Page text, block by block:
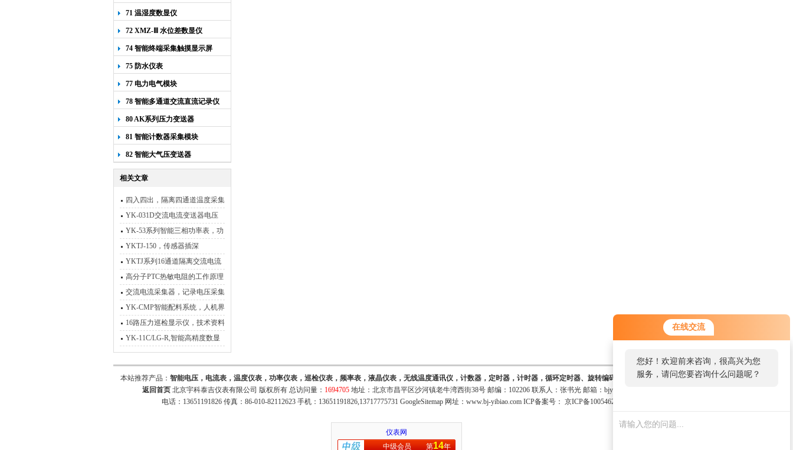
在线交流
您好！欢迎前来咨询，很高兴为您
服务，请问您要咨询什么问题呢？
71 温湿度数显仪
72 XMZ-Ⅲ 水位差数显仪
74 智能终端采集触摸显示屏
75 防水仪表
77 电力电气模块
78 智能多通道交流直流记录仪
80 AK系列压力变送器
81 智能计数器采集模块
82 智能大气压变送器
相关文章
四入四出，隔离四通道温度采集
器，输出四路4-20mA
YK-031D交流电流变送器电压
信号隔离转换模块
YK-53系列智能三相功率表，功
率电能表，电参数功率表
YKTJ-150，传感器插深
100mm，一体化数显管道测温
YKTJ系列16通道隔离交流电流
电压采集转换器
高分子PTC热敏电阻的工作原理
交流电流采集器，记录电压采集
器，交流通讯转换器
YK-CMP智能配料系统，人机界
面控制系统
16路压力巡检显示仪，技术资料
YK-11C/LG-R,智能高精度数显
测控仪
本站推荐产品： 智能电压，电流表，温度仪表，功率仪表，巡检仪表，频率表，液晶仪表，无线温度通讯仪，计数器，定时器，计时器，循环定时器、旋转编码器、智能光栅尺。
返回首页 北京宇科泰吉仪表有限公司 版权所有 总访问量： 1694705 地址：北京市昌平区沙河镇老牛湾西街38号 邮编：102206 联系人：张书光 邮箱： bjyktj@126.com
电话：13651191826 传真：86-010-82112623 手机：13651191826,13717775731 GoogleSitemap 网址： www.bj-yibiao.com ICP备案号： 京ICP备10054621号-4
仪表网
中级会员
第14年